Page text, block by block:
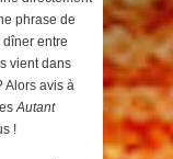
phrase de
dîner entre
vient dans
Alors avis à
Autant
!